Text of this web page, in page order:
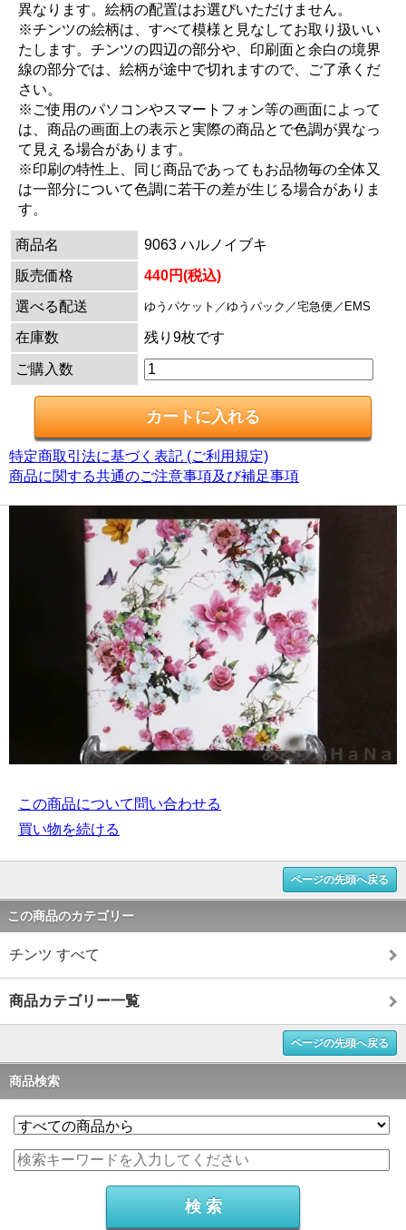
異なります。絵柄の配置はお選びいただけません。
※チンツの絵柄は、すべて模様と見なしてお取り扱いい
たします。チンツの四辺の部分や、印刷面と余白の境界
線の部分では、絵柄が途中で切れますので、ご了承くだ
さい。
※ご使用のパソコンやスマートフォン等の画面によって
は、商品の画面上の表示と実際の商品とで色調が異なっ
て見える場合があります。
※印刷の特性上、同じ商品であってもお品物毎の全体又
は一部分について色調に若干の差が生じる場合がありま
す。
商品名
9063 ハルノイブキ
販売価格
440円(税込)
選べる配送
ゆうパケット／ゆうパック／宅急便／EMS
在庫数 残り9枚です
ご購入数
特定商取引法に基づく表記 (ご利用規定)
商品に関する共通のご注意事項及び補足事項
この商品について問い合わせる
買い物を続ける
ページの先頭へ戻る
この商品のカテゴリー
チンツ すべて
商品カテゴリー一覧
ページの先頭へ戻る
商品検索